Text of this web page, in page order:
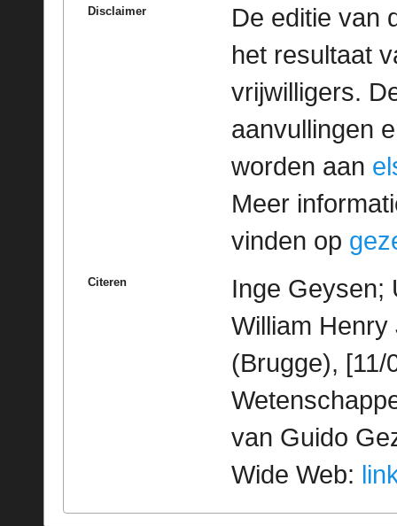
Disclaimer
De editie van
het resultaat
vrijwilligers.
aanvullingen
worden aan
Meer
vinden op
Citeren
Inge Geysen;
William
(Brugge), [11/
van Guido
Wide Web: